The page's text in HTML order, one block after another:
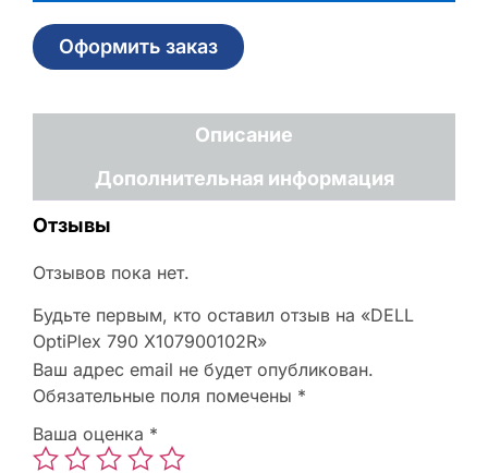
Оформить заказ
Описание
Дополнительная информация
Отзывы
Отзывов пока нет.
Будьте первым, кто оставил отзыв на «DELL
OptiPlex 790 X107900102R»
Ваш адрес email не будет опубликован.
Обязательные поля помечены *
Ваша оценка *